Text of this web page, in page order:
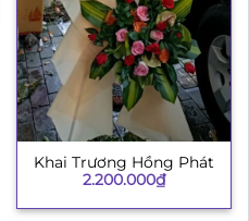
Khai Trương Hồng Phát
2.200.000₫